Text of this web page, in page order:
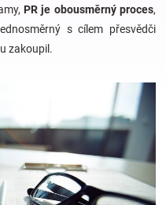
PR je obousměrný proces,
s cílem přesvědči
zakoupil.